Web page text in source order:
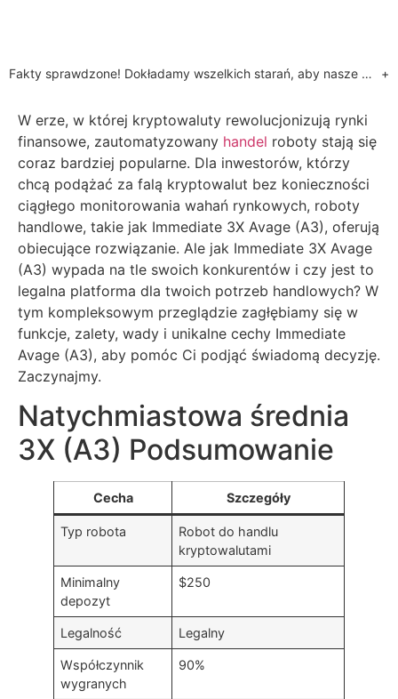
Fakty sprawdzone! Dokładamy wszelkich starań, aby nasze treści były dokładne. Przeczytaj więcej o tym, dlaczego możesz nam zaufać. Wiemy o wielu stronach internetowych, które wykorzystują fałszywe rekomendacje celebrytów, aby wysyłać klientów do nieuregulowanych brokerów lub call center. Nasza strona internetowa będzie wysyłać klientów wyłącznie do partnerów, którzy dostarczyli nam wymagane gwarancje regulacyjne. Jest to oferta marketingowa, a nasi regulowani partnerzy wskażą, jakie usługi są dostępne po rejestracji. +
W erze, w której kryptowaluty rewolucjonizują rynki
finansowe, zautomatyzowany handel roboty stają się
coraz bardziej popularne. Dla inwestorów, którzy
chcą podążać za falą kryptowalut bez konieczności
ciągłego monitorowania wahań rynkowych, roboty
handlowe, takie jak Immediate 3X Avage (A3), oferują
obiecujące rozwiązanie. Ale jak Immediate 3X Avage
(A3) wypada na tle swoich konkurentów i czy jest to
legalna platforma dla twoich potrzeb handlowych? W
tym kompleksowym przeglądzie zagłębiamy się w
funkcje, zalety, wady i unikalne cechy Immediate
Avage (A3), aby pomóc Ci podjąć świadomą decyzję.
Zaczynajmy.
Natychmiastowa średnia
3X (A3) Podsumowanie
Cecha Szczegóły
Typ robota
Robot do handlu
kryptowalutami
Minimalny
depozyt
$250
Legalność Legalny
Współczynnik
wygranych
90%